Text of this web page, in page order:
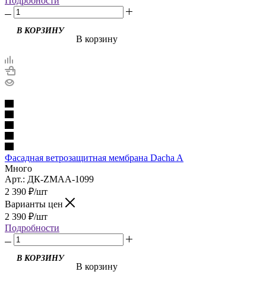
В корзину
Фасадная ветрозащитная мембрана Dacha A
Много
Арт.: ДК-ZMAA-1099
2 390 ₽/шт
Варианты цен
2 390 ₽/шт
Подробности
В корзину